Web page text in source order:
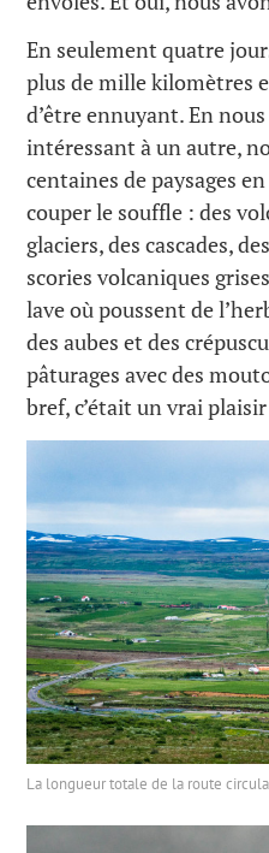
En seulement quatre
plus de mille kilomètres
d’être ennuyant. En
intéressant à un autre,
centaines de paysages
couper le souffle : des
glaciers, des cascades,
scories volcaniques
lave où poussent de
des aubes et des
pâturages avec des
bref, c’était un vrai
La longueur totale de la route